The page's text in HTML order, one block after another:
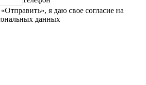
я даю свое согласие на
данных